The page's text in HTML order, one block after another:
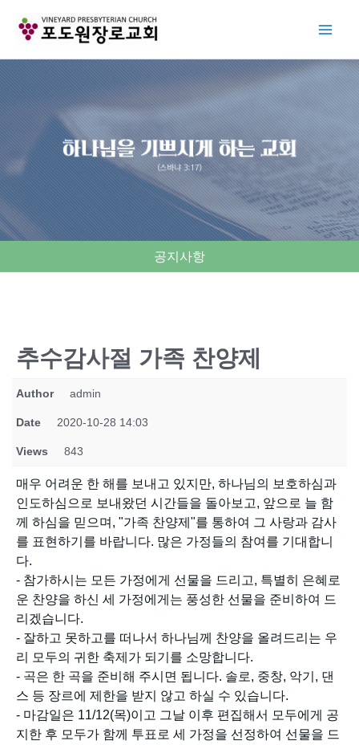
공지사항
추수감사절 가족 찬양제
Author admin
Date 2020-10-28 14:03
Views 843
매우 어려운 한 해를 보내고 있지만, 하나님의 보호하심과
인도하심으로 보내왔던 시간들을 돌아보고, 앞으로 늘 함
께 하심을 믿으며, "가족 찬양제"를 통하여 그 사랑과 감사
를 표현하기를 바랍니다. 많은 가정들의 참여를 기대합니
다.
- 참가하시는 모든 가정에게 선물을 드리고, 특별히 은혜로
운 찬양을 하신 세 가정에게는 풍성한 선물을 준비하여 드
리겠습니다.
- 잘하고 못하고를 떠나서 하나님께 찬양을 올려드리는 우
리 모두의 귀한 축제가 되기를 소망합니다.
- 곡은 한 곡을 준비해 주시면 됩니다. 솔로, 중창, 악기, 댄
스 등 장르에 제한을 받지 않고 하실 수 있습니다.
- 마감일은 11/12(목)이고 그날 이후 편집해서 모두에게 공
지한 후 모두가 함께 투표로 세 가정을 선정하여 선물을 드